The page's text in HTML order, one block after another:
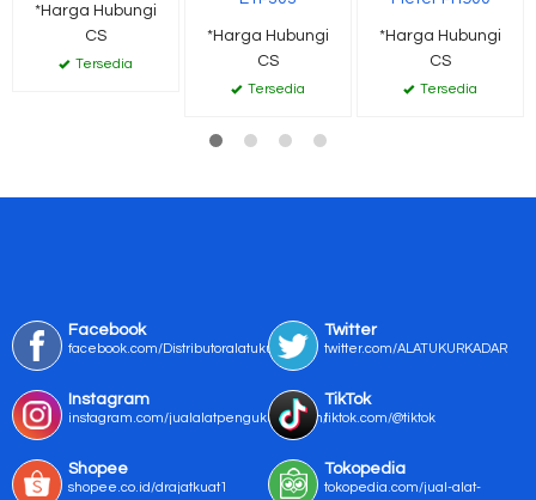
*Harga Hubungi
CS
Tersedia
*Harga Hubungi
CS
Tersedia
*Harga Hubungi
CS
Tersedia
Facebook
facebook.com/Distributoralatukur
Twitter
twitter.com/ALATUKURKADAR
Instagram
instagram.com/jualalatpengukurmurah/
TikTok
tiktok.com/@tiktok
Shopee
shopee.co.id/drajatkuat1
Tokopedia
tokopedia.com/jual-alat-